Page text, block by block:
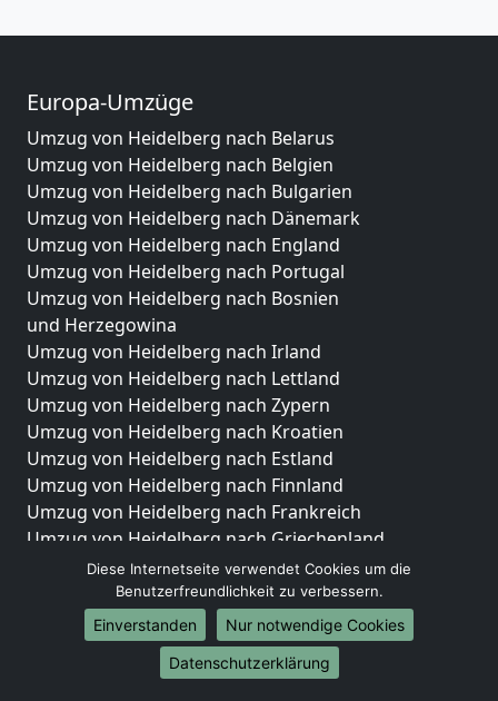
Europa-Umzüge
Umzug von Heidelberg nach Belarus
Umzug von Heidelberg nach Belgien
Umzug von Heidelberg nach Bulgarien
Umzug von Heidelberg nach Dänemark
Umzug von Heidelberg nach England
Umzug von Heidelberg nach Portugal
Umzug von Heidelberg nach Bosnien
und Herzegowina
Umzug von Heidelberg nach Irland
Umzug von Heidelberg nach Lettland
Umzug von Heidelberg nach Zypern
Umzug von Heidelberg nach Kroatien
Umzug von Heidelberg nach Estland
Umzug von Heidelberg nach Finnland
Umzug von Heidelberg nach Frankreich
Umzug von Heidelberg nach Griechenland
Umzug von Heidelberg nach Italien
Umzug von Heidelberg nach Liechtenstein
Umzug von Heidelberg nach Luxemburg
Umzug von Heidelberg nach Niederlande
Umzug von Heidelberg nach Norwegen
Diese Internetseite verwendet Cookies um die
Benutzerfreundlichkeit zu verbessern.
Einverstanden
Nur notwendige Cookies
Datenschutzerklärung